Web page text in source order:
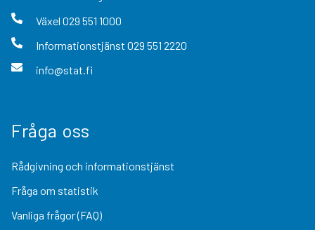
Växel 029 551 1000
Informationstjänst 029 551 2220
info@stat.fi
Fråga oss
Rådgivning och informationstjänst
Fråga om statistik
Vanliga frågor (FAQ)